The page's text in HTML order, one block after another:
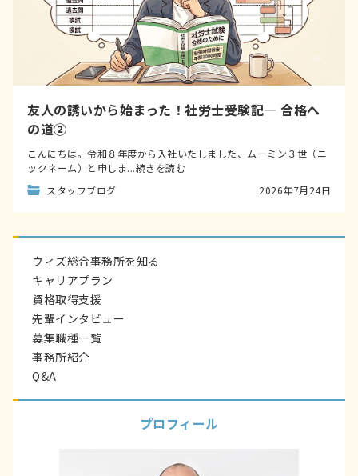
友人の誘いから始まった！社労士受験記― 合格へ
の道②
こんにちは。令和８年度から入社いたしました、ムーミン３世（ニ
ックネーム）と申しま...続きを読む
スタッフブログ
2026年7月24日
ウィズ総合事務所を知る
キャリアプラン
資格取得支援
先輩インタビュー
募集職種一覧
事務所紹介
Q&A
プロフィール